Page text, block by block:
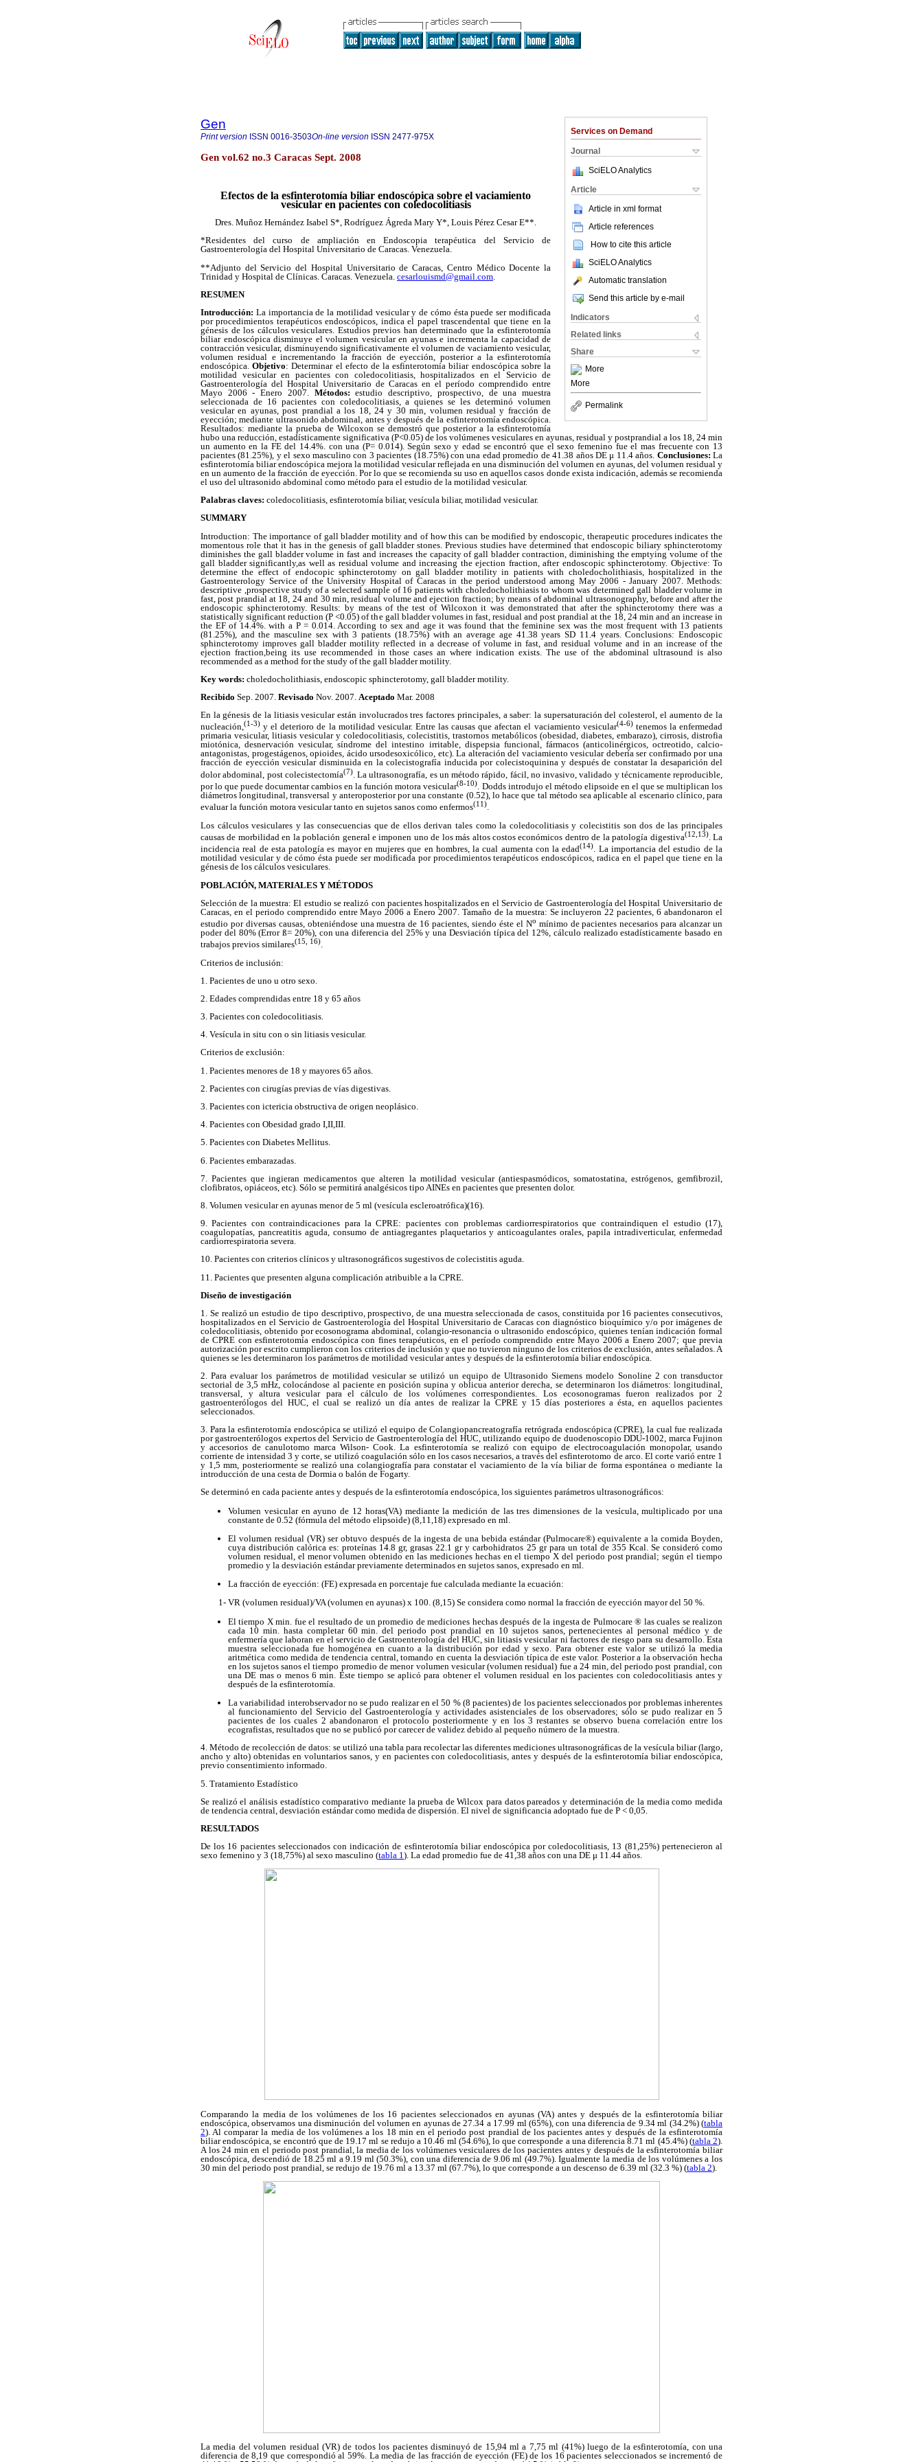
Services on Demand
Journal
SciELO Analytics
Article
Article in xml format
Article references
How to cite this article
SciELO Analytics
Automatic translation
Send this article by e-mail
Indicators
Related links
Share
More
More
Permalink
Gen
Print version ISSN 0016-3503On-line version ISSN 2477-975X
Gen vol.62 no.3 Caracas Sept. 2008
Efectos de la esfinterotomía biliar endoscópica sobre el vaciamiento
vesicular en pacientes con coledocolitiasis
Dres. Muñoz Hernández Isabel S*, Rodríguez Ágreda Mary Y*, Louis Pérez Cesar E**.
*Residentes del curso de ampliación en Endoscopia terapéutica del Servicio de
Gastroenterología del Hospital Universitario de Caracas. Venezuela.
**Adjunto del Servicio del Hospital Universitario de Caracas, Centro Médico Docente la
Trinidad y Hospital de Clínicas. Caracas. Venezuela. cesarlouismd@gmail.com
RESUMEN
Introducción: La importancia de la motilidad vesicular y de cómo ésta puede ser modificada
por procedimientos terapéuticos endoscópicos, indica el papel trascendental que tiene en la
génesis de los cálculos vesiculares. Estudios previos han determinado que la esfinterotomía
biliar endoscópica disminuye el volumen vesicular en ayunas e incrementa la capacidad de
contracción vesicular, disminuyendo significativamente el volumen de vaciamiento vesicular,
volumen residual e incrementando la fracción de eyección, posterior a la esfinterotomía
endoscópica.Objetivo: Determinar el efecto de la esfinterotomía biliar endoscópica sobre la
motilidad vesicular en pacientes con coledocolitiasis, hospitalizados en el Servicio de
Gastroenterología del Hospital Universitario de Caracas en el período comprendido entre
Mayo 2006 - Enero 2007. Métodos: estudio descriptivo, prospectivo, de una muestra
seleccionada de 16 pacientes con coledocolitiasis, a quienes se les determinó volumen
vesicular en ayunas, post prandial a los 18, 24 y 30 min, volumen residual y fracción de
eyección; mediante ultrasonido abdominal, antes y después de la esfinterotomía endoscópica.
Resultados: mediante la prueba de Wilcoxon se demostró que posterior a la esfinterotomía
hubo una reducción, estadísticamente significativa (P<0.05) de los volúmenes vesiculares en ayunas, residual y postprandial a los 18, 24 min
un aumento en la FE del 14.4%. con una (P= 0.014). Según sexo y edad se encontró que el sexo femenino fue el mas frecuente con 13
pacientes (81.25%), y el sexo masculino con 3 pacientes (18.75%) con una edad promedio de 41.38 años DE μ 11.4 años. Conclusiones: La
esfinterotomía biliar endoscópica mejora la motilidad vesicular reflejada en una disminución del volumen en ayunas, del volumen residual y
en un aumento de la fracción de eyección. Por lo que se recomienda su uso en aquellos casos donde exista indicación, además se recomienda
el uso del ultrasonido abdominal como método para el estudio de la motilidad vesicular.
Palabras claves: coledocolitiasis, esfinterotomía biliar, vesícula biliar, motilidad vesicular.
SUMMARY
Introduction: The importance of gall bladder motility and of how this can be modified by endoscopic, therapeutic procedures indicates the
momentous role that it has in the genesis of gall bladder stones. Previous studies have determined that endoscopic biliary sphincterotomy
diminishes the gall bladder volume in fast and increases the capacity of gall bladder contraction, diminishing the emptying volume of the
gall bladder significantly,as well as residual volume and increasing the ejection fraction, after endoscopic sphincterotomy. Objective: To
determine the effect of endocopic sphincterotomy on gall bladder motility in patients with choledocholithiasis, hospitalized in the
Gastroenterology Service of the University Hospital of Caracas in the period understood among May 2006 - January 2007. Methods:
descriptive ,prospective study of a selected sample of 16 patients with choledocholithiasis to whom was determined gall bladder volume in
fast, post prandial at 18, 24 and 30 min, residual volume and ejection fraction; by means of abdominal ultrasonography, before and after the
endoscopic sphincterotomy. Results: by means of the test of Wilcoxon it was demonstrated that after the sphincterotomy there was a
statistically significant reduction (P <0.05) of the gall bladder volumes in fast, residual and post prandial at the 18, 24 min and an increase in
the EF of 14.4%. with a P = 0.014. According to sex and age it was found that the feminine sex was the most frequent with 13 patients
(81.25%), and the masculine sex with 3 patients (18.75%) with an average age 41.38 years SD 11.4 years. Conclusions: Endoscopic
sphincterotomy improves gall bladder motility reflected in a decrease of volume in fast, and residual volume and in an increase of the
ejection fraction,being its use recommended in those cases an where indication exists. The use of the abdominal ultrasound is also
recommended as a method for the study of the gall bladder motility.
Key words: choledocholithiasis, endoscopic sphincterotomy, gall bladder motility.
Recibido Sep. 2007. Revisado Nov. 2007. Aceptado Mar. 2008
En la génesis de la litiasis vesicular están involucrados tres factores principales, a saber: la supersaturación del colesterol, el aumento de la
nucleación,(1-3) y el deterioro de la motilidad vesicular. Entre las causas que afectan el vaciamiento vesicular(4-6)tenemos la enfermedad
primaria vesicular, litiasis vesicular y coledocolitiasis, colecistitis, trastornos metabólicos (obesidad, diabetes, embarazo), cirrosis, distrofia
miotónica, desnervación vesicular, síndrome del intestino irritable, dispepsia funcional, fármacos (anticolinérgicos, octreotido, calcio-
antagonistas, progestágenos, opioides, ácido ursodesoxicólico, etc). La alteración del vaciamiento vesicular debería ser confirmado por una
fracción de eyección vesicular disminuida en la colecistografía inducida por colecistoquinina y después de constatar la desaparición del
dolor abdominal, post colecistectomía(7). La ultrasonografía, es un método rápido, fácil, no invasivo, validado y técnicamente reproducible,
por lo que puede documentar cambios en la función motora vesicular(8-10). Dodds introdujo el método elipsoide en el que se multiplican los
diámetros longitudinal, transversal y anteroposterior por una constante (0.52), lo hace que tal método sea aplicable al escenario clínico, para
evaluar la función motora vesicular tanto en sujetos sanos como enfermos(11).
Los cálculos vesiculares y las consecuencias que de ellos derivan tales como la coledocolitiasis y colecistitis son dos de las principales
causas de morbilidad en la población general e imponen uno de los más altos costos económicos dentro de la patología digestiva(12,13). La
incidencia real de esta patología es mayor en mujeres que en hombres, la cual aumenta con la edad(14). La importancia del estudio de la
motilidad vesicular y de cómo ésta puede ser modificada por procedimientos terapéuticos endoscópicos, radica en el papel que tiene en la
génesis de los cálculos vesiculares.
POBLACIÓN, MATERIALES Y MÉTODOS
Selección de la muestra: El estudio se realizó con pacientes hospitalizados en el Servicio de Gastroenterología del Hospital Universitario de
Caracas, en el periodo comprendido entre Mayo 2006 a Enero 2007. Tamaño de la muestra: Se incluyeron 22 pacientes, 6 abandonaron el
estudio por diversas causas, obteniéndose una muestra de 16 pacientes, siendo éste el No mínimo de pacientes necesarios para alcanzar un
poder del 80% (Error ß= 20%), con una diferencia del 25% y una Desviación típica del 12%, cálculo realizado estadísticamente basado en
trabajos previos similares(15, 16).
Criterios de inclusión:
1. Pacientes de uno u otro sexo.
2. Edades comprendidas entre 18 y 65 años
3. Pacientes con coledocolitiasis.
4. Vesícula in situ con o sin litiasis vesicular.
Criterios de exclusión:
1. Pacientes menores de 18 y mayores 65 años.
2. Pacientes con cirugías previas de vías digestivas.
3. Pacientes con ictericia obstructiva de origen neoplásico.
4. Pacientes con Obesidad grado I,II,III.
5. Pacientes con Diabetes Mellitus.
6. Pacientes embarazadas.
7. Pacientes que ingieran medicamentos que alteren la motilidad vesicular (antiespasmódicos, somatostatina, estrógenos, gemfibrozil,
clofibratos, opiáceos, etc). Sólo se permitirá analgésicos tipo AINEs en pacientes que presenten dolor.
8. Volumen vesicular en ayunas menor de 5 ml (vesícula escleroatrófica)(16).
9. Pacientes con contraindicaciones para la CPRE: pacientes con problemas cardiorrespiratorios que contraindiquen el estudio (17),
coagulopatías, pancreatitis aguda, consumo de antiagregantes plaquetarios y anticoagulantes orales, papila intradiverticular, enfermedad
cardiorrespiratoria severa.
10. Pacientes con criterios clínicos y ultrasonográficos sugestivos de colecistitis aguda.
11. Pacientes que presenten alguna complicación atribuible a la CPRE.
Diseño de investigación
1. Se realizó un estudio de tipo descriptivo, prospectivo, de una muestra seleccionada de casos, constituida por 16 pacientes consecutivos,
hospitalizados en el Servicio de Gastroenterología del Hospital Universitario de Caracas con diagnóstico bioquímico y/o por imágenes de
coledocolitiasis, obtenido por ecosonograma abdominal, colangio-resonancia o ultrasonido endoscópico, quienes tenían indicación formal
de CPRE con esfinterotomía endoscópica con fines terapéuticos, en el período comprendido entre Mayo 2006 a Enero 2007; que previa
autorización por escrito cumplieron con los criterios de inclusión y que no tuvieron ninguno de los criterios de exclusión, antes señalados. A
quienes se les determinaron los parámetros de motilidad vesicular antes y después de la esfinterotomía biliar endoscópica.
2. Para evaluar los parámetros de motilidad vesicular se utilizó un equipo de Ultrasonido Siemens modelo Sonoline 2 con transductor
sectorial de 3,5 mHz, colocándose al paciente en posición supina y oblicua anterior derecha, se determinaron los diámetros: longitudinal,
transversal, y altura vesicular para el cálculo de los volúmenes correspondientes. Los ecosonogramas fueron realizados por 2
gastroenterólogos del HUC, el cual se realizó un día antes de realizar la CPRE y 15 días posteriores a ésta, en aquellos pacientes
seleccionados.
3. Para la esfinterotomía endoscópica se utilizó el equipo de Colangiopancreatografía retrógrada endoscópica (CPRE), la cual fue realizada
por gastroenterólogos expertos del Servicio de Gastroenterología del HUC, utilizando equipo de duodenoscopio DDU-1002, marca Fujinon
y accesorios de canulotomo marca Wilson- Cook. La esfinterotomía se realizó con equipo de electrocoagulación monopolar, usando
corriente de intensidad 3 y corte, se utilizó coagulación sólo en los casos necesarios, a través del esfinterotomo de arco. El corte varió entre 1
y 1,5 mm, posteriormente se realizó una colangiografía para constatar el vaciamiento de la vía biliar de forma espontánea o mediante la
introducción de una cesta de Dormia o balón de Fogarty.
Se determinó en cada paciente antes y después de la esfinterotomía endoscópica, los siguientes parámetros ultrasonográficos:
Volumen vesicular en ayuno de 12 horas(VA) mediante la medición de las tres dimensiones de la vesícula, multiplicado por una
constante de 0.52 (fórmula del método elipsoide) (8,11,18) expresado en ml.
El volumen residual (VR) ser obtuvo después de la ingesta de una bebida estándar (Pulmocare®) equivalente a la comida Boyden,
cuya distribución calórica es: proteínas 14.8 gr, grasas 22.1 gr y carbohidratos 25 gr para un total de 355 Kcal. Se consideró como
volumen residual, el menor volumen obtenido en las mediciones hechas en el tiempo X del periodo post prandial; según el tiempo
promedio y la desviación estándar previamente determinados en sujetos sanos, expresado en ml.
La fracción de eyección: (FE) expresada en porcentaje fue calculada mediante la ecuación:
1- VR (volumen residual)/VA (volumen en ayunas) x 100. (8,15) Se considera como normal la fracción de eyección mayor del 50 %.
El tiempo X min. fue el resultado de un promedio de mediciones hechas después de la ingesta de Pulmocare ® las cuales se realizon
cada 10 min. hasta completar 60 min. del periodo post prandial en 10 sujetos sanos, pertenecientes al personal médico y de
enfermería que laboran en el servicio de Gastroenterología del HUC, sin litiasis vesicular ni factores de riesgo para su desarrollo. Esta
muestra seleccionada fue homogénea en cuanto a la distribución por edad y sexo. Para obtener este valor se utilizó la media
aritmética como medida de tendencia central, tomando en cuenta la desviación típica de este valor. Posterior a la observación hecha
en los sujetos sanos el tiempo promedio de menor volumen vesicular (volumen residual) fue a 24 min, del periodo post prandial, con
una DE mas o menos 6 min. Este tiempo se aplicó para obtener el volumen residual en los pacientes con coledocolitiasis antes y
después de la esfinterotomía.
La variabilidad interobservador no se pudo realizar en el 50 % (8 pacientes) de los pacientes seleccionados por problemas inherentes
al funcionamiento del Servicio del Gastroenterología y actividades asistenciales de los observadores; sólo se pudo realizar en 5
pacientes de los cuales 2 abandonaron el protocolo posteriormente y en los 3 restantes se observo buena correlación entre los
ecografistas, resultados que no se publicó por carecer de validez debido al pequeño número de la muestra.
4. Método de recolección de datos: se utilizó una tabla para recolectar las diferentes mediciones ultrasonográficas de la vesícula biliar (largo,
ancho y alto) obtenidas en voluntarios sanos, y en pacientes con coledocolitiasis, antes y después de la esfinterotomía biliar endoscópica,
previo consentimiento informado.
5. Tratamiento Estadístico
Se realizó el análisis estadístico comparativo mediante la prueba de Wilcox para datos pareados y determinación de la media como medida
de tendencia central, desviación estándar como medida de dispersión. El nivel de significancia adoptado fue de P < 0,05.
RESULTADOS
De los 16 pacientes seleccionados con indicación de esfinterotomía biliar endoscópica por coledocolitiasis, 13 (81,25%) pertenecieron al
sexo femenino y 3 (18,75%) al sexo masculino (tabla 1). La edad promedio fue de 41,38 años con una DE μ 11.44 años.
Comparando la media de los volúmenes de los 16 pacientes seleccionados en ayunas (VA) antes y después de la esfinterotomía biliar
endoscópica, observamos una disminución del volumen en ayunas de 27.34 a 17.99 ml (65%), con una diferencia de 9.34 ml (34.2%) (tabla
2). Al comparar la media de los volúmenes a los 18 min en el periodo post prandial de los pacientes antes y después de la esfinterotomía
biliar endoscópica, se encontró que de 19.17 ml se redujo a 10.46 ml (54.6%), lo que corresponde a una diferencia 8.71 ml (45.4%) (tabla 2).
A los 24 min en el periodo post prandial, la media de los volúmenes vesiculares de los pacientes antes y después de la esfinterotomía biliar
endoscópica, descendió de 18.25 ml a 9.19 ml (50.3%), con una diferencia de 9.06 ml (49.7%). Igualmente la media de los volúmenes a los
30 min del periodo post prandial, se redujo de 19.76 ml a 13.37 ml (67.7%), lo que corresponde a un descenso de 6.39 ml (32.3 %) (tabla 2).
La media del volumen residual (VR) de todos los pacientes disminuyó de 15,94 ml a 7,75 ml (41%) luego de la esfinterotomía, con una
diferencia de 8,19 que correspondió al 59%. La media de las fracción de eyección (FE) de los 16 pacientes seleccionados se incrementó de